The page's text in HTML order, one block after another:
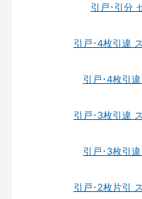
引戸･引分
引戸･4枚引違
引戸･4枚引
引戸･3枚引違
引戸･3枚引
引戸･2枚片引